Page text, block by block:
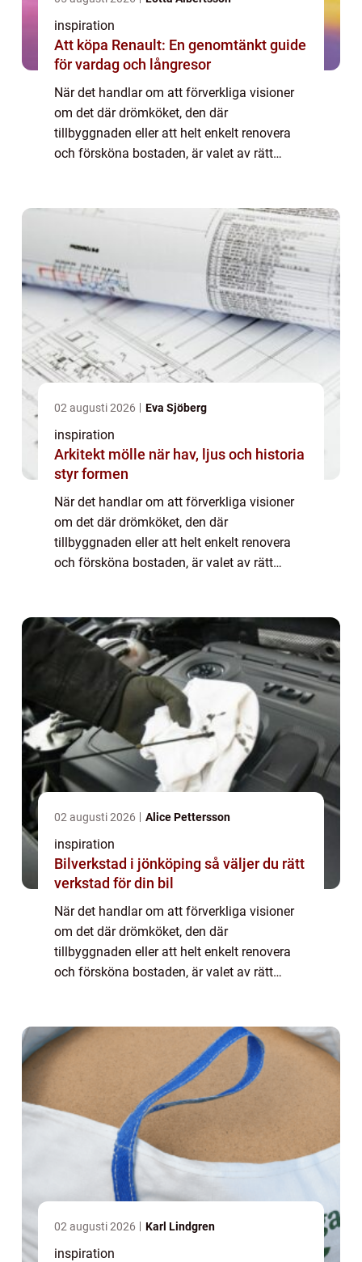
inspiration
Att köpa Renault: En genomtänkt guide
för vardag och långresor
När det handlar om att förverkliga visioner
om det där drömköket, den där
tillbyggnaden eller att helt enkelt renovera
och försköna bostaden, är valet av rätt
02 augusti 2026 Eva Sjöberg
inspiration
Arkitekt mölle när hav, ljus och historia
styr formen
När det handlar om att förverkliga visioner
om det där drömköket, den där
tillbyggnaden eller att helt enkelt renovera
och försköna bostaden, är valet av rätt
02 augusti 2026 Alice Pettersson
inspiration
Bilverkstad i jönköping så väljer du rätt
verkstad för din bil
När det handlar om att förverkliga visioner
om det där drömköket, den där
tillbyggnaden eller att helt enkelt renovera
och försköna bostaden, är valet av rätt
02 augusti 2026 Karl Lindgren
inspiration